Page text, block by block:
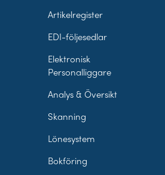
Artikelregister
EDI-följesedlar
Elektronisk
Personalliggare
Analys & Översikt
Skanning
Lönesystem
Bokföring